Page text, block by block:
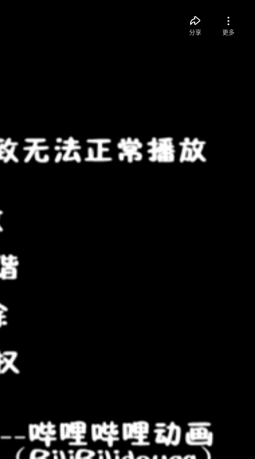
分享 更多